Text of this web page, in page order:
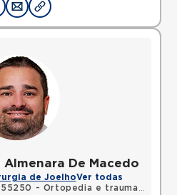
Almenara De Macedo
de JoelhoVer todas
- Ortopedia e traumatologia